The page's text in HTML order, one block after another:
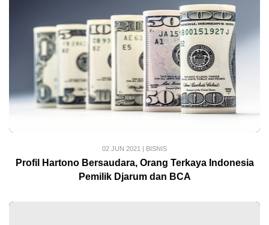
02 JUN 2021 | BISNIS
Profil Hartono Bersaudara, Orang Terkaya Indonesia
Pemilik Djarum dan BCA